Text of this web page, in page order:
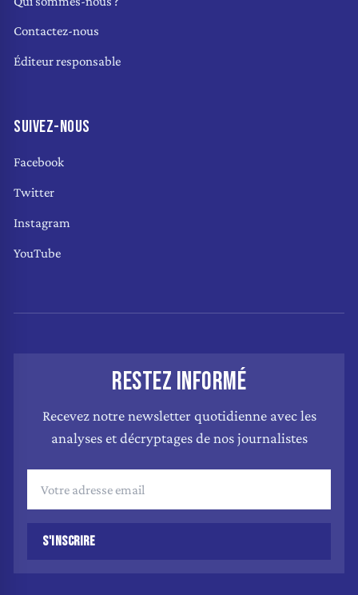
Contactez-nous
Éditeur responsable
SUIVEZ-NOUS
Facebook
Twitter
Instagram
YouTube
RESTEZ INFORMÉ
Recevez notre newsletter quotidienne avec les
analyses et décryptages de nos journalistes
S'INSCRIRE